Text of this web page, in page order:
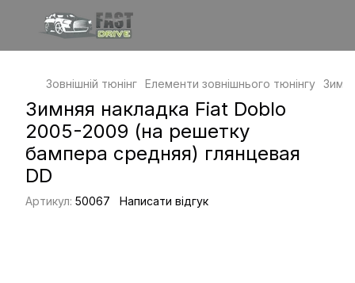
Зовнішній тюнінг Елементи зовнішнього тюнінгу
Зимняя накладка Fiat Doblo
2005-2009 (на решетку
бампера средняя) глянцевая
DD
Артикул: 50067 Написати відгук